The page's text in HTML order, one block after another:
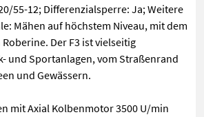
55-12; Differenzialsperre: Ja; Weitere
Mähen auf höchstem Niveau, mit dem
Der F3 ist vielseitig
und Sportanlagen, vom Straßenrand
und Gewässern.
mit Axial Kolbenmotor 3500 U/min